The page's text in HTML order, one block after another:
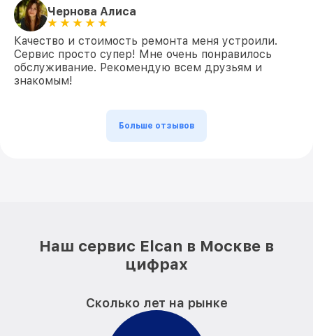
Чернова Алиса
Качество и стоимость ремонта меня устроили.
Сервис просто супер! Мне очень понравилось
обслуживание. Рекомендую всем друзьям и
знакомым!
Больше отзывов
Наш сервис Elcan в Москве в
цифрах
Сколько лет на рынке